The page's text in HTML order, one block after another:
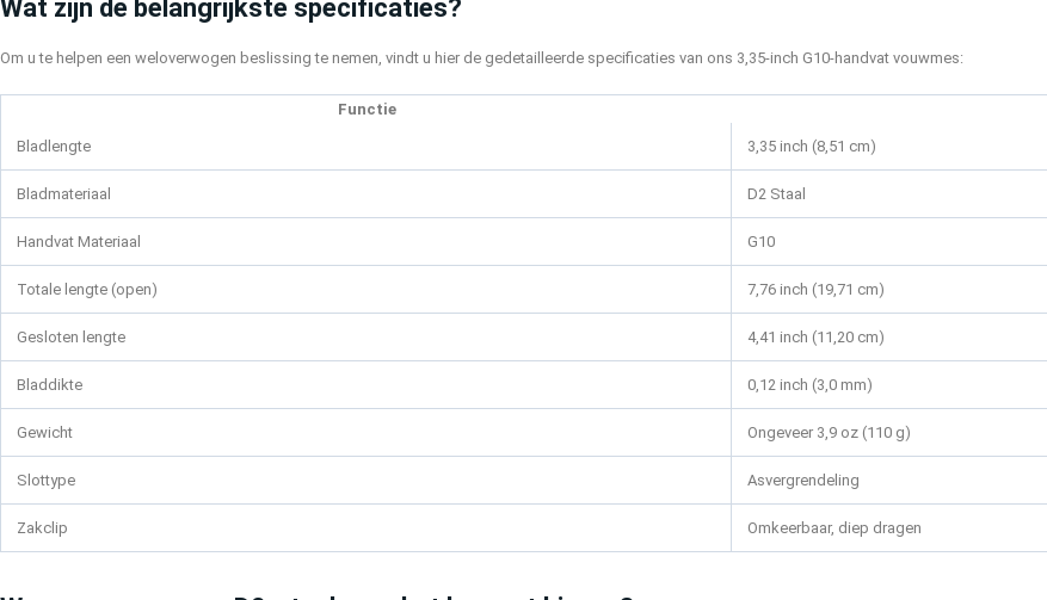
Wat zijn de belangrijkste specificaties?
Om u te helpen een weloverwogen beslissing te nemen, vindt u hier de gedetailleerde specificaties van ons 3,35-inch G10-handvat vouwmes:
Functie
Bladlengte 3,35 inch (8,51 cm)
Bladmateriaal D2 Staal
Handvat Materiaal G10
Totale lengte (open) 7,76 inch (19,71 cm)
Gesloten lengte 4,41 inch (11,20 cm)
Bladdikte 0,12 inch (3,0 mm)
Gewicht Ongeveer 3,9 oz (110 g)
Slottype Asvergrendeling
Zakclip Omkeerbaar, diep dragen